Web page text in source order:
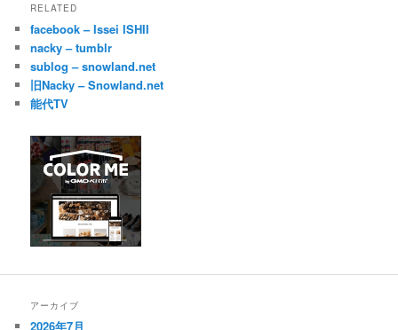
RELATED
facebook – Issei ISHII
nacky – tumblr
sublog – snowland.net
旧Nacky – Snowland.net
能代TV
アーカイブ
2026年7月